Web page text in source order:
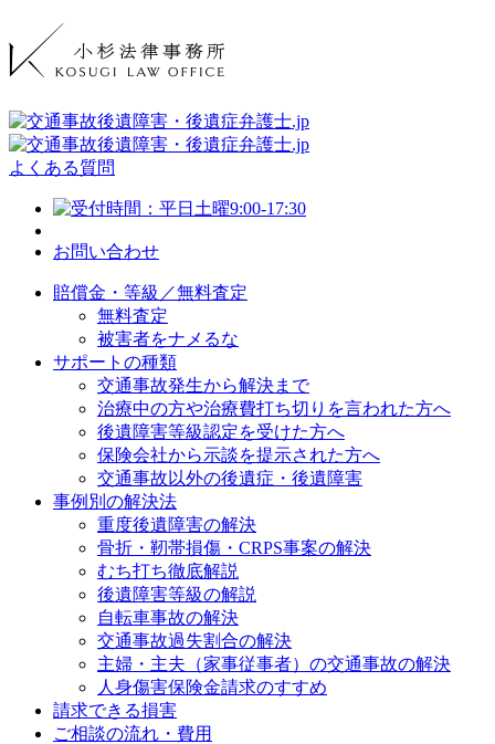
よくある質問
お問い合わせ
賠償金・等級／無料査定
無料査定
被害者をナメるな
サポートの種類
交通事故発生から解決まで
治療中の方や治療費打ち切りを言われた方へ
後遺障害等級認定を受けた方へ
保険会社から示談を提示された方へ
交通事故以外の後遺症・後遺障害
事例別の解決法
重度後遺障害の解決
骨折・靭帯損傷・CRPS事案の解決
むち打ち徹底解説
後遺障害等級の解説
自転車事故の解決
交通事故過失割合の解決
主婦・主夫（家事従事者）の交通事故の解決
人身傷害保険金請求のすすめ
請求できる損害
ご相談の流れ・費用